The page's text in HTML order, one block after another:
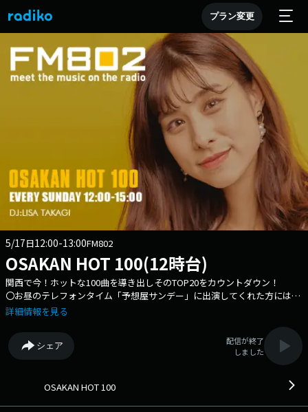
プラン変更
5/17日12:00-13:00FM802
OSAKAN HOT 100(12時台)
関西で今！ホットな100曲を導き出しそのTOP20をカウントダウン！
〇お昼のテレフォンタイム「予想屋サンデー」に出演してくれた方にはホ
ットなアーティストグッズをプレゼント！ 沢山のご応募待ってます！
待！ 詳しくは番組をお聞き逃しなく♪ ⇒番組HPはコチラ
⇒リクエスト・メッセージはコチラ ⇒twitterハッシュタグは
「#fm802」 ⇒twitterアカウントは「@fm802_pr」 ⇒facebookペー
詳細情報を見る
シェア
配信が終了
しました
OSAKAN HOT 100